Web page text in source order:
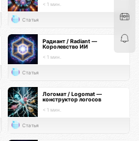
< 1 мин.
Статья
Радиант / Radiant —
Королевство ИИ
< 1 мин.
Статья
Логомат / Logomat —
конструктор логосов
< 1 мин.
Статья